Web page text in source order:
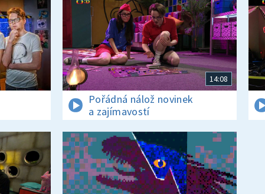
14:08
Pořádná nálož novinek
a zajímavostí